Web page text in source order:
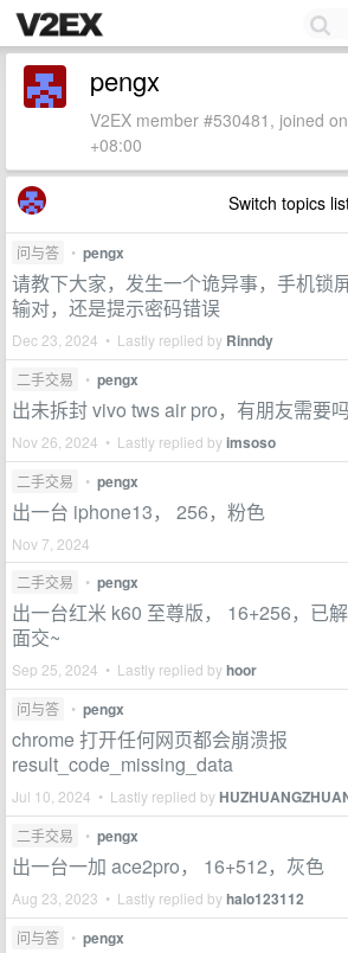
pengx
V2EX member #530481, joined
+08:00
Switch topics
问与答 • pengx
请教下大家，发生一个诡异事，手机锁
输对，还是提示密码错误
Dec 23, 2024 • Lastly replied by Rinndy
二手交易 • pengx
出未拆封 vivo tws air pro，有朋友需要吗
Nov 26, 2024 • Lastly replied byimsoso
二手交易 • pengx
出一台 iphone13， 256，粉色
Nov 7, 2024
二手交易
• pengx
出一台红米 k60 至尊版， 16+256，已
面交~
Sep 25, 2024 • Lastly replied byhoor
问与答 • pengx
chrome 打开任何网页都会崩溃报
result_code_missing_data
Jul 10, 2024 • Lastly replied by
二手交易 • pengx
出一台一加 ace2pro， 16+512，灰色
Aug 23, 2023 • Lastly replied byhalo123112
问与答 • pengx